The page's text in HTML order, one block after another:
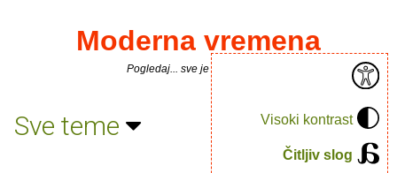
Visoki kontrast
Čitljiv slog
Moderna vremena
Pogledaj... sve je puno knjiga.
Sve teme